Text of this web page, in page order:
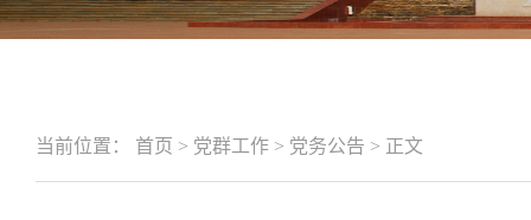
当前位置： 首页 > 党群工作 > 党务公告 > 正文